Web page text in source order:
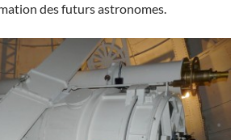
des futurs astronomes.